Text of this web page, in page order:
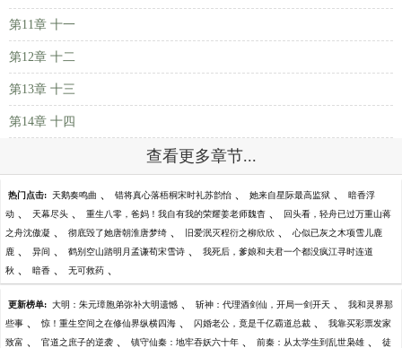
第11章 十一
第12章 十二
第13章 十三
第14章 十四
查看更多章节...
热门点击: 天鹅奏鸣曲 、 错将真心落梧桐宋时礼苏韵怡 、 她来自星际最高监狱 、 暗香浮
动 、 天幕尽头 、 重生八零，爸妈！我自有我的荣耀姜老师魏杳 、 回头看，轻舟已过万重山蒋
之舟沈傲凝 、 彻底毁了她唐朝淮唐梦绮 、 旧爱泯灭程衍之柳欣欣 、 心似已灰之木项雪儿鹿
鹿 、 异间 、 鹤别空山踏明月孟谦荀宋雪诗 、 我死后，爹娘和夫君一个都没疯江寻时连道
秋 、 暗香 、 无可救药 、
更新榜单: 大明：朱元璋胞弟弥补大明遗憾 、 斩神：代理酒剑仙，开局一剑开天 、 我和灵界那
些事 、 惊！重生空间之在修仙界纵横四海 、 闪婚老公，竟是千亿霸道总裁 、 我靠买彩票发家
致富 、 官道之庶子的逆袭 、 镇守仙秦：地牢吞妖六十年 、 前秦：从太学生到乱世枭雄 、 徒